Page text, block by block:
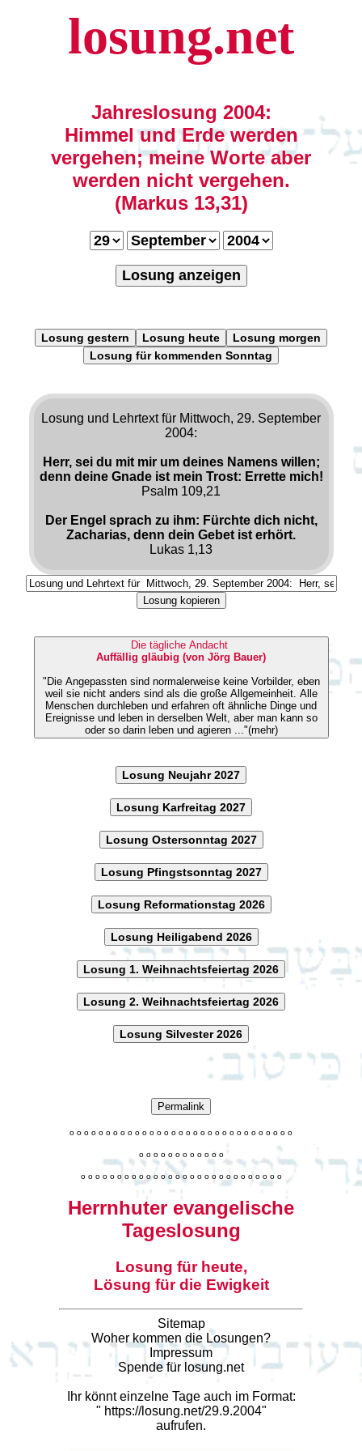
losung.net
Jahreslosung 2004:
Himmel und Erde werden
vergehen; meine Worte aber
werden nicht vergehen.
(Markus 13,31)
Losung anzeigen
Losung gestern Losung heute
Losung morgen
Losung für kommenden Sonntag
Losung und Lehrtext für Mittwoch, 29. September
2004:
Herr, sei du mit mir um deines Namens willen;
denn deine Gnade ist mein Trost: Errette mich!
Psalm 109,21
Der Engel sprach zu ihm: Fürchte dich nicht,
Zacharias, denn dein Gebet ist erhört.
Lukas 1,13
Losung kopieren
Die tägliche Andacht
Auffällig gläubig (von Jörg Bauer)
"Die Angepassten sind normalerweise keine Vorbilder, eben
weil sie nicht anders sind als die große Allgemeinheit. Alle
Menschen durchleben und erfahren oft ähnliche Dinge und
Ereignisse und leben in derselben Welt, aber man kann so
oder so darin leben und agieren ..."(mehr)
Losung Neujahr 2027
Losung Karfreitag 2027
Losung Ostersonntag 2027
Losung Pfingstsonntag 2027
Losung Reformationstag 2026
Losung Heiligabend 2026
Losung 1. Weihnachtsfeiertag 2026
Losung 2. Weihnachtsfeiertag 2026
Losung Silvester 2026
Permalink
o o o o o o o o o o o o o o o o o o o o o o o o o o o o o o o
o o o o o o o o o o o o
o o o o o o o o o o o o o o o o o o o o o o o o o o o o
Herrnhuter evangelische
Tageslosung
Losung für heute,
Lösung für die Ewigkeit
Sitemap
Woher kommen die Losungen?
Impressum
Spende für losung.net
Ihr könnt einzelne Tage auch im Format:
" https://losung.net/29.9.2004"
aufrufen.